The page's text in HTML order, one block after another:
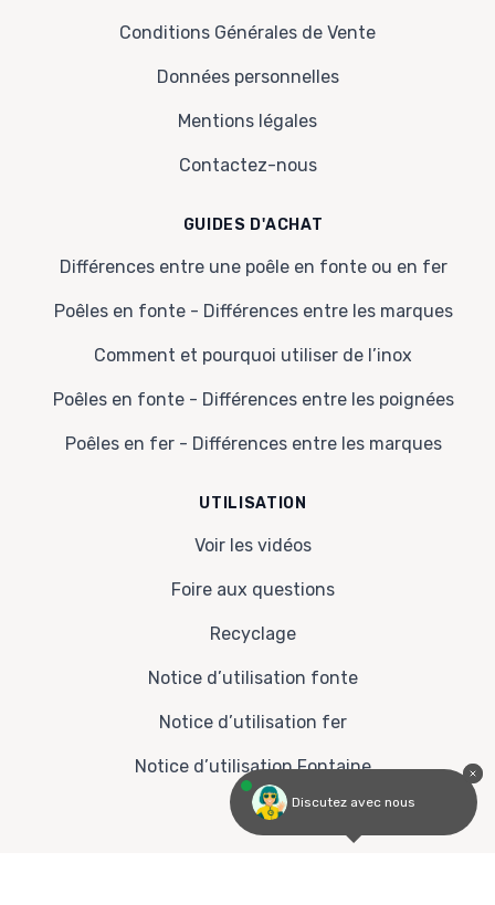
Conditions Générales de Vente
Données personnelles
Mentions légales
Contactez-nous
GUIDES D'ACHAT
Différences entre une poêle en fonte ou en fer
Poêles en fonte - Différences entre les marques
Comment et pourquoi utiliser de l’inox
Poêles en fonte - Différences entre les poignées
Poêles en fer - Différences entre les marques
UTILISATION
Voir les vidéos
Foire aux questions
Recyclage
Notice d’utilisation fonte
Notice d’utilisation fer
Notice d’utilisation Fontaine
Discutez avec nous